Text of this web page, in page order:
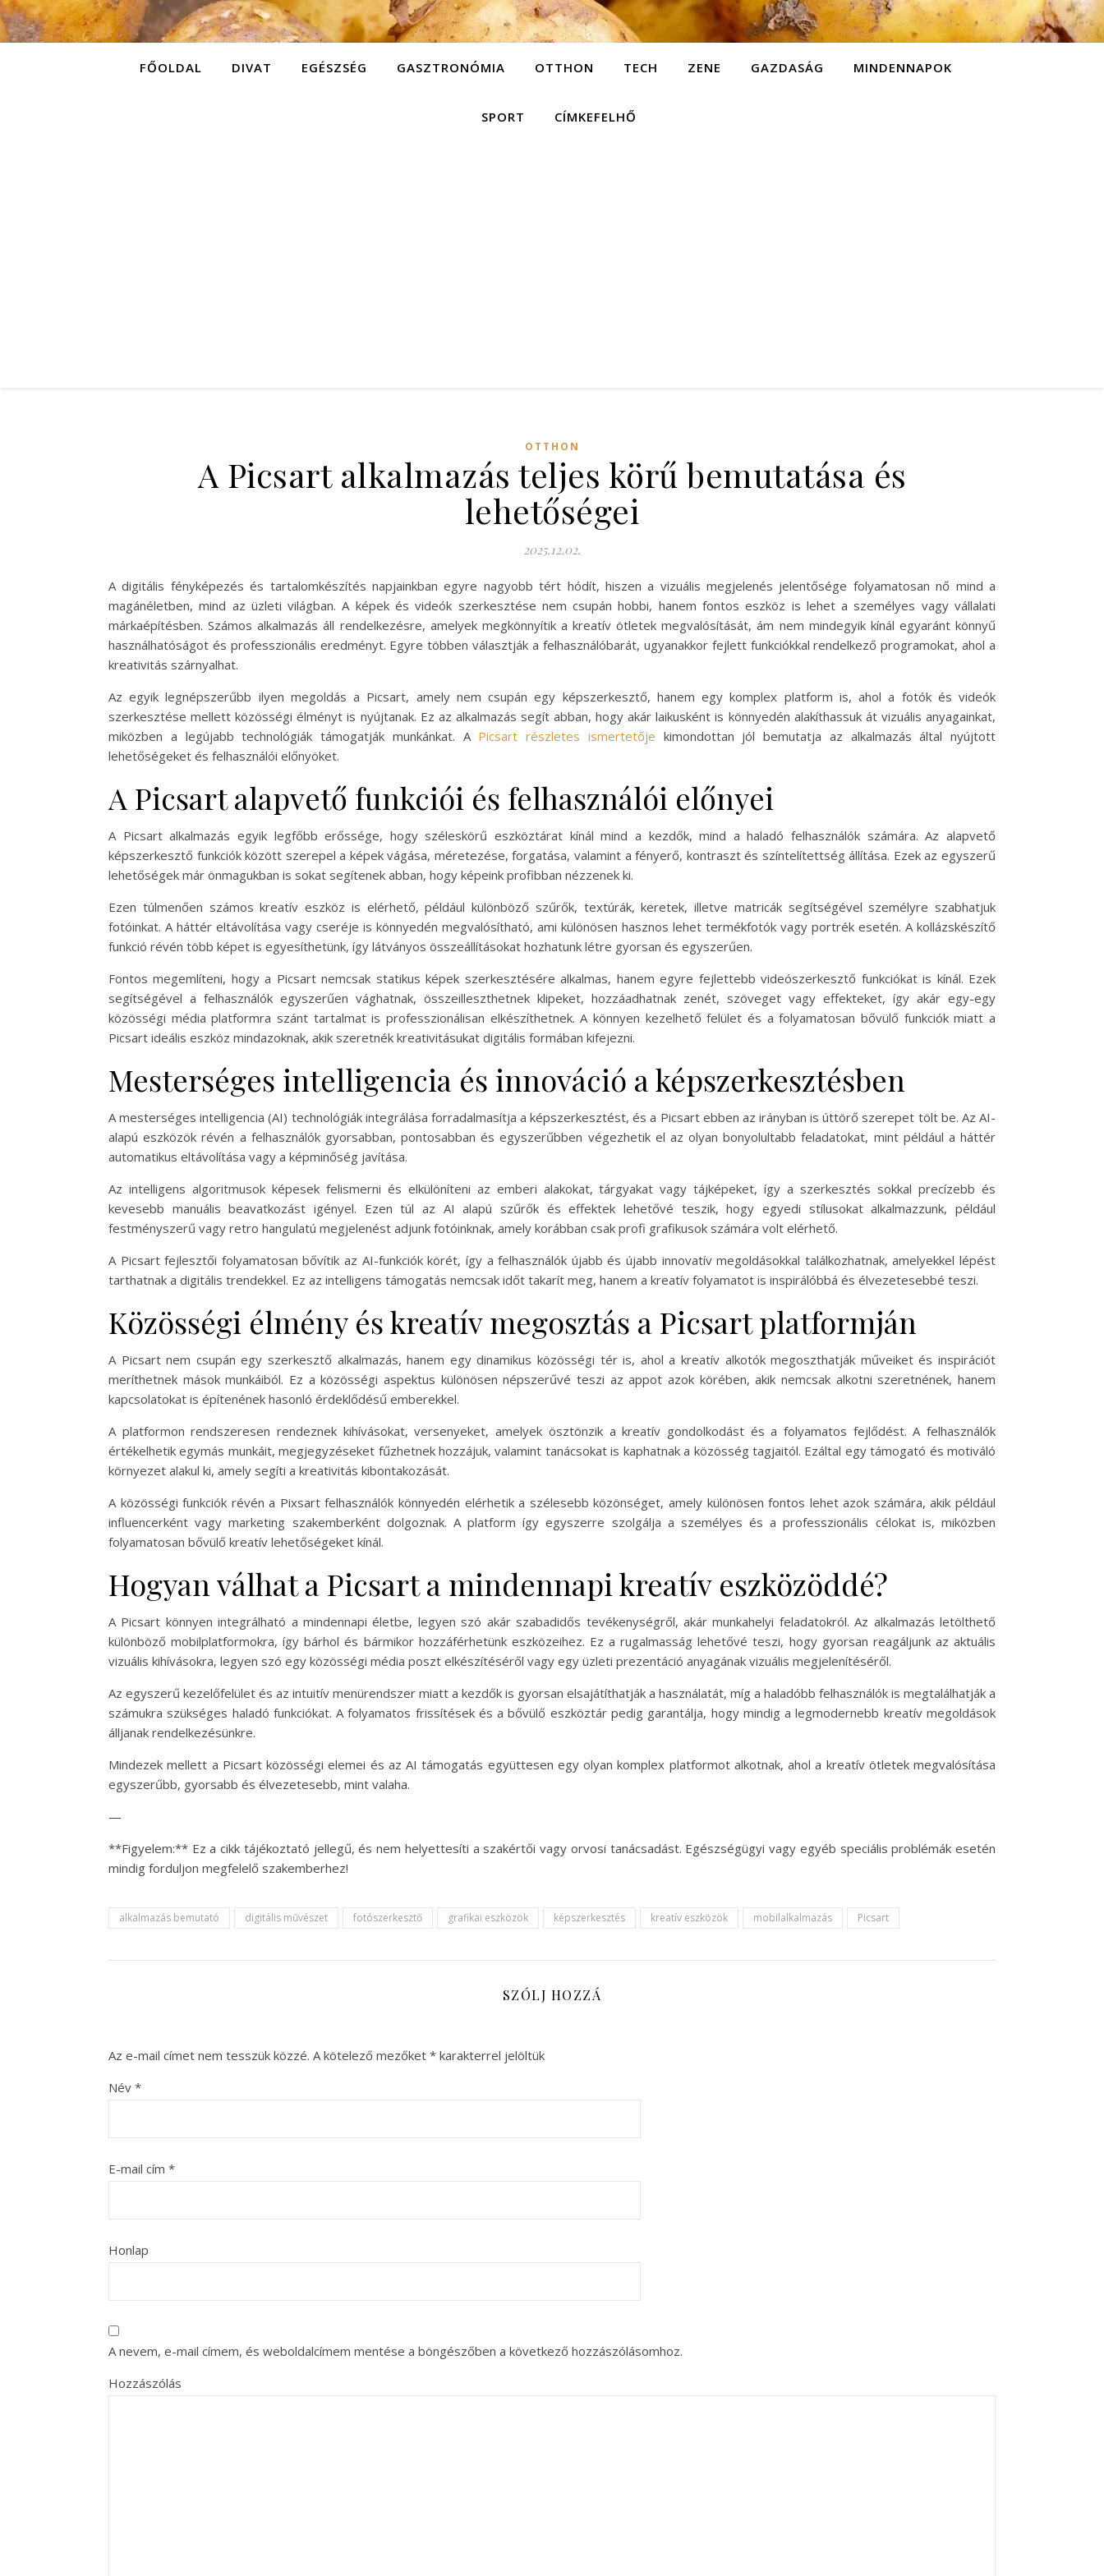
FŐOLDAL DIVAT EGÉSZSÉG GASZTRONÓMIA OTTHON TECH ZENE GAZDASÁG MINDENNAPOK
SPORT CÍMKEFELHŐ
OTTHON
A Picsart alkalmazás teljes körű bemutatása és
lehetőségei
2025.12.02.
A digitális fényképezés és tartalomkészítés napjainkban egyre nagyobb tért hódít, hiszen a vizuális megjelenés jelentősége folyamatosan nő mind a
magánéletben, mind az üzleti világban. A képek és videók szerkesztése nem csupán hobbi, hanem fontos eszköz is lehet a személyes vagy vállalati
márkaépítésben. Számos alkalmazás áll rendelkezésre, amelyek megkönnyítik a kreatív ötletek megvalósítását, ám nem mindegyik kínál egyaránt könnyű
használhatóságot és professzionális eredményt. Egyre többen választják a felhasználóbarát, ugyanakkor fejlett funkciókkal rendelkező programokat, ahol a
kreativitás szárnyalhat.
Az egyik legnépszerűbb ilyen megoldás a Picsart, amely nem csupán egy képszerkesztő, hanem egy komplex platform is, ahol a fotók és videók
szerkesztése mellett közösségi élményt is nyújtanak. Ez az alkalmazás segít abban, hogy akár laikusként is könnyedén alakíthassuk át vizuális anyagainkat,
miközben a legújabb technológiák támogatják munkánkat. A Picsart részletes ismertetője kimondottan jól bemutatja az alkalmazás által nyújtott
lehetőségeket és felhasználói előnyöket.
A Picsart alapvető funkciói és felhasználói előnyei
A Picsart alkalmazás egyik legfőbb erőssége, hogy széleskörű eszköztárat kínál mind a kezdők, mind a haladó felhasználók számára. Az alapvető
képszerkesztő funkciók között szerepel a képek vágása, méretezése, forgatása, valamint a fényerő, kontraszt és színtelítettség állítása. Ezek az egyszerű
lehetőségek már önmagukban is sokat segítenek abban, hogy képeink profibban nézzenek ki.
Ezen túlmenően számos kreatív eszköz is elérhető, például különböző szűrők, textúrák, keretek, illetve matricák segítségével személyre szabhatjuk
fotóinkat. A háttér eltávolítása vagy cseréje is könnyedén megvalósítható, ami különösen hasznos lehet termékfotók vagy portrék esetén. A kollázskészítő
funkció révén több képet is egyesíthetünk, így látványos összeállításokat hozhatunk létre gyorsan és egyszerűen.
Fontos megemlíteni, hogy a Picsart nemcsak statikus képek szerkesztésére alkalmas, hanem egyre fejlettebb videószerkesztő funkciókat is kínál. Ezek
segítségével a felhasználók egyszerűen vághatnak, összeilleszthetnek klipeket, hozzáadhatnak zenét, szöveget vagy effekteket, így akár egy-egy
közösségi média platformra szánt tartalmat is professzionálisan elkészíthetnek. A könnyen kezelhető felület és a folyamatosan bővülő funkciók miatt a
Picsart ideális eszköz mindazoknak, akik szeretnék kreativitásukat digitális formában kifejezni.
Mesterséges intelligencia és innováció a képszerkesztésben
A mesterséges intelligencia (AI) technológiák integrálása forradalmasítja a képszerkesztést, és a Picsart ebben az irányban is úttörő szerepet tölt be. Az AI-
alapú eszközök révén a felhasználók gyorsabban, pontosabban és egyszerűbben végezhetik el az olyan bonyolultabb feladatokat, mint például a háttér
automatikus eltávolítása vagy a képminőség javítása.
Az intelligens algoritmusok képesek felismerni és elkülöníteni az emberi alakokat, tárgyakat vagy tájképeket, így a szerkesztés sokkal precízebb és
kevesebb manuális beavatkozást igényel. Ezen túl az AI alapú szűrők és effektek lehetővé teszik, hogy egyedi stílusokat alkalmazzunk, például
festményszerű vagy retro hangulatú megjelenést adjunk fotóinknak, amely korábban csak profi grafikusok számára volt elérhető.
A Picsart fejlesztői folyamatosan bővítik az AI-funkciók körét, így a felhasználók újabb és újabb innovatív megoldásokkal találkozhatnak, amelyekkel lépést
tarthatnak a digitális trendekkel. Ez az intelligens támogatás nemcsak időt takarít meg, hanem a kreatív folyamatot is inspirálóbbá és élvezetesebbé teszi.
Közösségi élmény és kreatív megosztás a Picsart platformján
A Picsart nem csupán egy szerkesztő alkalmazás, hanem egy dinamikus közösségi tér is, ahol a kreatív alkotók megoszthatják műveiket és inspirációt
meríthetnek mások munkáiból. Ez a közösségi aspektus különösen népszerűvé teszi az appot azok körében, akik nemcsak alkotni szeretnének, hanem
kapcsolatokat is építenének hasonló érdeklődésű emberekkel.
A platformon rendszeresen rendeznek kihívásokat, versenyeket, amelyek ösztönzik a kreatív gondolkodást és a folyamatos fejlődést. A felhasználók
értékelhetik egymás munkáit, megjegyzéseket fűzhetnek hozzájuk, valamint tanácsokat is kaphatnak a közösség tagjaitól. Ezáltal egy támogató és motiváló
környezet alakul ki, amely segíti a kreativitás kibontakozását.
A közösségi funkciók révén a Pixsart felhasználók könnyedén elérhetik a szélesebb közönséget, amely különösen fontos lehet azok számára, akik például
influencerként vagy marketing szakemberként dolgoznak. A platform így egyszerre szolgálja a személyes és a professzionális célokat is, miközben
folyamatosan bővülő kreatív lehetőségeket kínál.
Hogyan válhat a Picsart a mindennapi kreatív eszközöddé?
A Picsart könnyen integrálható a mindennapi életbe, legyen szó akár szabadidős tevékenységről, akár munkahelyi feladatokról. Az alkalmazás letölthető
különböző mobilplatformokra, így bárhol és bármikor hozzáférhetünk eszközeihez. Ez a rugalmasság lehetővé teszi, hogy gyorsan reagáljunk az aktuális
vizuális kihívásokra, legyen szó egy közösségi média poszt elkészítéséről vagy egy üzleti prezentáció anyagának vizuális megjelenítéséről.
Az egyszerű kezelőfelület és az intuitív menürendszer miatt a kezdők is gyorsan elsajátíthatják a használatát, míg a haladóbb felhasználók is megtalálhatják a
számukra szükséges haladó funkciókat. A folyamatos frissítések és a bővülő eszköztár pedig garantálja, hogy mindig a legmodernebb kreatív megoldások
álljanak rendelkezésünkre.
Mindezek mellett a Picsart közösségi elemei és az AI támogatás együttesen egy olyan komplex platformot alkotnak, ahol a kreatív ötletek megvalósítása
egyszerűbb, gyorsabb és élvezetesebb, mint valaha.
—
**Figyelem:** Ez a cikk tájékoztató jellegű, és nem helyettesíti a szakértői vagy orvosi tanácsadást. Egészségügyi vagy egyéb speciális problémák esetén
mindig forduljon megfelelő szakemberhez!
alkalmazás bemutató digitális művészet fotószerkesztő grafikai eszközök képszerkesztés kreatív eszközök mobilalkalmazás Picsart
SZÓLJ HOZZÁ
Az e-mail címet nem tesszük közzé. A kötelező mezőket * karakterrel jelöltük
Név *
E-mail cím *
Honlap
A nevem, e-mail címem, és weboldalcímem mentése a böngészőben a következő hozzászólásomhoz.
Hozzászólás